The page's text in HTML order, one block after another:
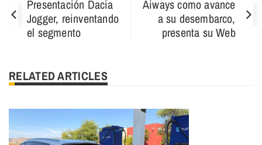
Presentación Dacia
Jogger, reinventando
el segmento
Aiways como avance
a su desembarco,
presenta su Web
RELATED ARTICLES